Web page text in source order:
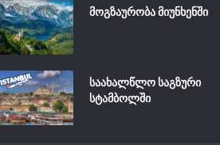
მოგზაურობა მიუნხენში
საახალწლო საგზური
სტამბოლში